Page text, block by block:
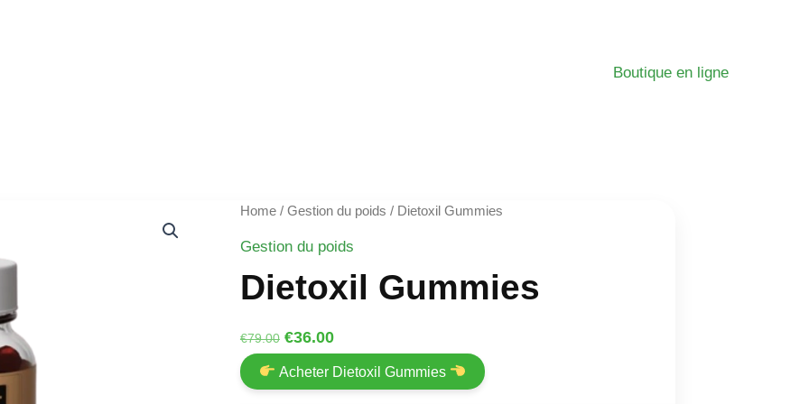
Boutique en ligne
Home/ Gestion du poids / Dietoxil Gummies
Gestion du poids
Dietoxil Gummies
€79.00 Original
price
was:
€36.00Current
price
is:
Acheter Dietoxil Gummies